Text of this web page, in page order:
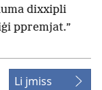
dixxipli
ppremjat.”
Li jmiss